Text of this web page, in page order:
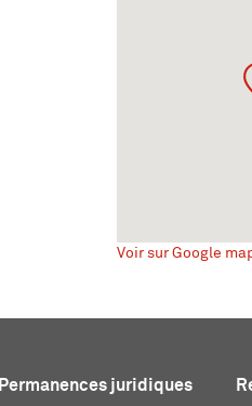
Voir sur Google
Permanences juridiques